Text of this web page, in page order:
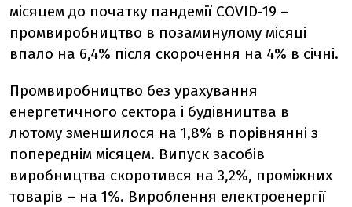
місяцем до початку пандемії COVID-19 –
промвиробництво в позаминулому місяці
впало на 6,4% після скорочення на 4% в січні.
Промвиробництво без урахування
енергетичного сектора і будівництва в
лютому зменшилося на 1,8% в порівнянні з
попереднім місяцем. Випуск засобів
виробництва скоротився на 3,2%, проміжних
товарів – на 1%. Вироблення електроенергії